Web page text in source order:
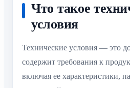
Что такое
условия
Технические условия — это
содержит требования к
включая ее характеристики,